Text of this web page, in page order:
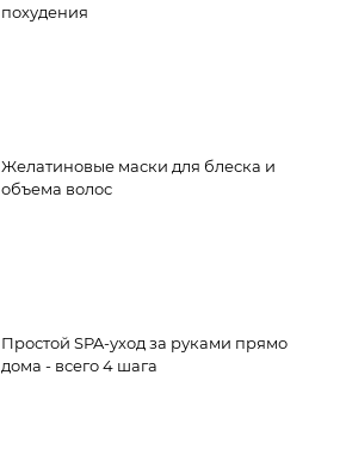
похудения
Желатиновые маски для блеска и
объема волос
Простой SPA-уход за руками прямо
дома - всего 4 шага